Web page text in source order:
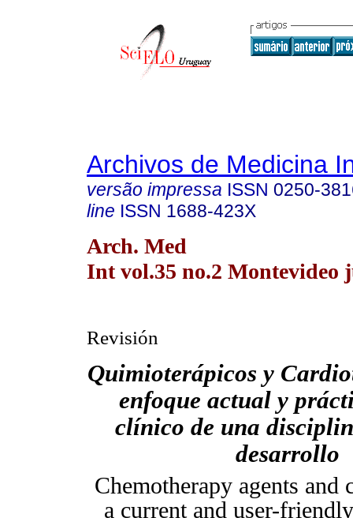
Archivos de Medicina
versão impressa ISSN 0250-
line ISSN 1688-423X
Arch. Med
Int vol.35 no.2 Montevideo
Revisión
Quimioterápicos y
enfoque actual y
clínico de una
desarrollo
Chemotherapy agents
a current and user-